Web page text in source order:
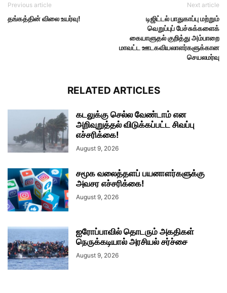
Previous article
தங்கத்தின் விலை உயர்வு!
Next article
டிஜிட்டல் பாதுகாப்பு மற்றும்
வெறுப்புப் பேச்சுக்களைக்
கையாளுதல் குறித்து அம்பாறை
மாவட்ட ஊடகவியலாளர்களுக்கான
செயலமர்வு
RELATED ARTICLES
கடலுக்கு செல்ல வேண்டாம் என
அறிவுறுத்தல் விடுக்கப்பட்ட சிவப்பு
எச்சரிக்கை!
August 9, 2026
சமூக வலைத்தளப் பயனாளர்களுக்கு
அவசர எச்சரிக்கை!
August 9, 2026
ஐரோப்பாவில் தொடரும் அகதிகள்
நெருக்கடியால் அரசியல் சர்ச்சை
August 9, 2026